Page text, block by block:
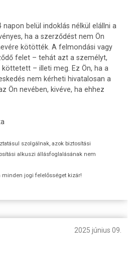
belül indoklás nélkül elállni a
ha a szerződést nem Ön
kötötték. A felmondási vagy
felet – tehát azt a személyt,
– illeti meg. Ez Ön, ha a
nem kérheti hivatalosan a
Ön nevében, kivéve, ha ehhez
szolgálnak, azok biztosítási
alkuszi állásfoglalásának nem
minden jogi felelősséget kizár!
2025 június 09.